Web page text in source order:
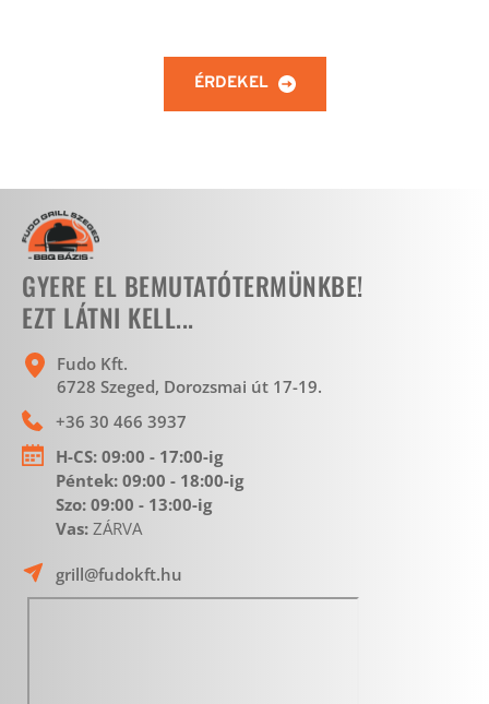
ÉRDEKEL
GYERE EL BEMUTATÓTERMÜNKBE!
EZT LÁTNI KELL...
Fudo Kft.
6728 Szeged, Dorozsmai út 17-19.
+36 30 466 3937
H-CS: 09:00 - 17:00-ig
Péntek: 09:00 - 18:00-ig
Szo: 09:00 - 13:00-ig
Vas: ZÁRVA
grill@fudokft.hu